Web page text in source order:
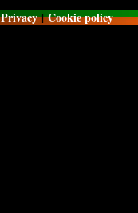
Privacy|Cookie policy